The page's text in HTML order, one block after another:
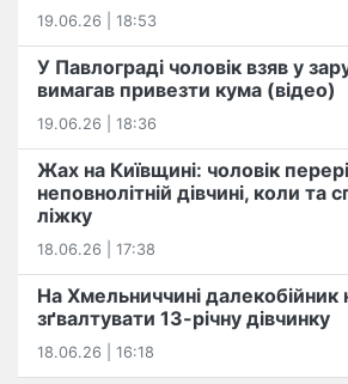
19.06.26 | 18:53
У Павлограді чоловік взяв у
вимагав привезти кума (відео)
19.06.26 | 18:36
Жах на Київщині: чоловік
неповнолітній дівчині, коли та
ліжку
18.06.26 | 17:38
На Хмельниччині далекобійник
зґвалтувати 13-річну дівчинку
18.06.26 | 16:18